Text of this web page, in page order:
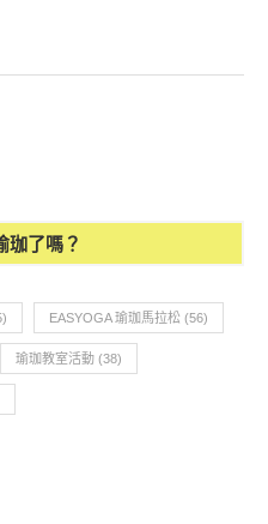
珈了嗎？
EASYOGA 瑜珈馬拉松 (56)
瑜珈教室活動 (38)